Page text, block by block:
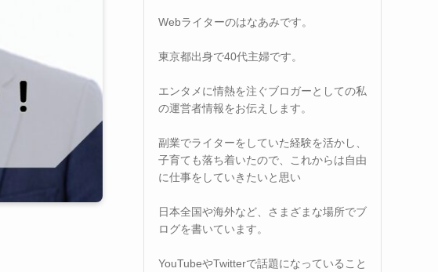
Webライターのはなあみです。
東京都出身で40代主婦です。
エンタメに情熱を注ぐブロガーとしての私
の運営者情報をお伝えします。
副業でライターをしていた経験を活かし、
子育ても落ち着いたので、これからは自由
に仕事をしていきたいと思い
日本全国や海外など、さまざまな場所でブ
ログを書いています。
YouTubeやTwitterで話題になっていること